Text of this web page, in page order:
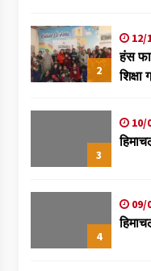
2
12/
हंस
3
10/
4
09/